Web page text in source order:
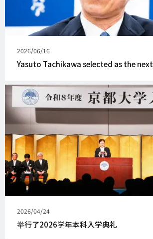
发
表
日
2026/06/16
Yasuto Tachikawa selected as the
发
表
日
2026/04/24
举行了2026学年本科入学典礼